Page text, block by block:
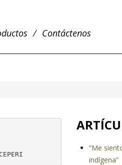
Contáctenos
“Me
indígena”